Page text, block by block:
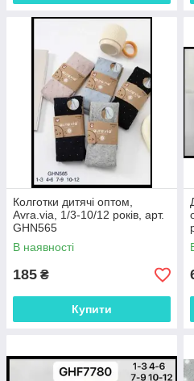
Колготки дитячі оптом,
Avra.via, 1/3-10/12 років, арт.
GHN565
В наявності
185 ₴
Купити